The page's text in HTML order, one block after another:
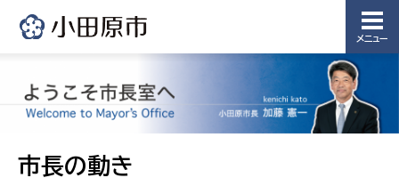
メニュー
市長の動き